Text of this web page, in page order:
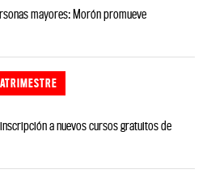
mayores: Morón promueve
a nuevos cursos gratuitos de